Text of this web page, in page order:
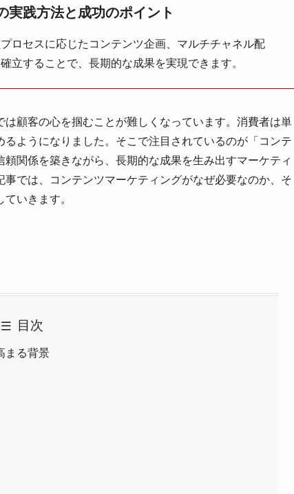
践方法と成功のポイント
ロセスに応じたコンテンツ企画、マルチチャネル配
することで、長期的な成果を実現できます。
顧客の心を掴むことが難しくなっています。消費者は単
ようになりました。そこで注目されているのが「コンテ
関係を築きながら、長期的な成果を生み出すマーケティ
では、コンテンツマーケティングがなぜ必要なのか、そ
いきます。
目次
まる背景